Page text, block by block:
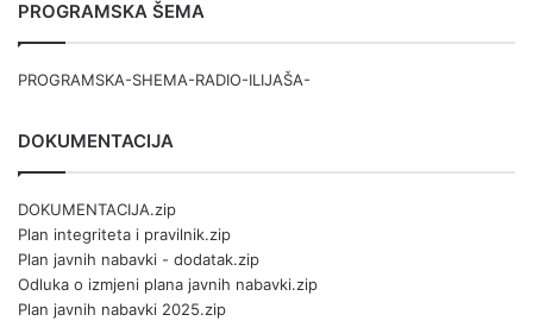
PROGRAMSKA ŠEMA
PROGRAMSKA-SHEMA-RADIO-ILIJAŠA-
DOKUMENTACIJA
DOKUMENTACIJA.zip
Plan integriteta i pravilnik.zip
Plan javnih nabavki - dodatak.zip
Odluka o izmjeni plana javnih nabavki.zip
Plan javnih nabavki 2025.zip